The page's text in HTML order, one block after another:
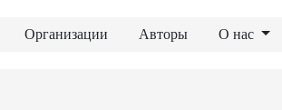
Организации Авторы О нас